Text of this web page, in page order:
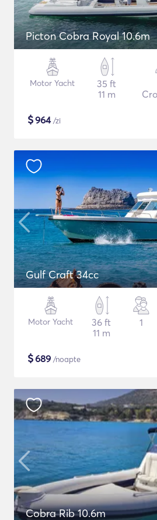
Picton Cobra Royal 10.6m
Motor Yacht
35 ft
11 m
$964/zi
Gulf Craft 34cc
Motor Yacht
36 ft
11 m
1
$689 /noapte
Cobra Rib 10.6m